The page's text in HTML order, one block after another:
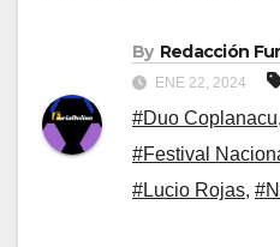
By Redacción
ENE 22, 2024
#Duo Coplanacu,
#Festival
#Lucio Rojas,